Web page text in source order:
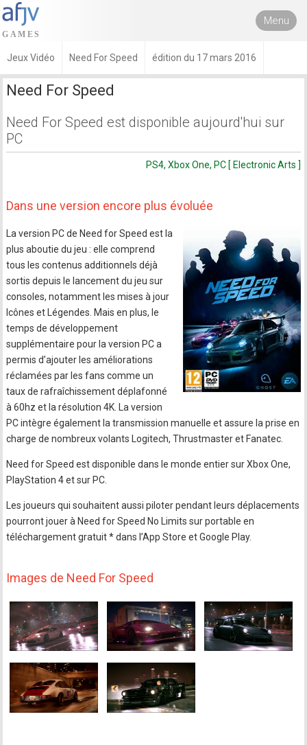
Menu
Jeux Vidéo Need For Speed édition du 17 mars 2016
Need For Speed
Need For Speed est disponible aujourd'hui sur
PC
PS4, Xbox One, PC [ Electronic Arts ]
Dans une version encore plus évoluée
La version PC de Need for Speed est la
plus aboutie du jeu : elle comprend
tous les contenus additionnels déjà
sortis depuis le lancement du jeu sur
consoles, notamment les mises à jour
Icônes et Légendes. Mais en plus, le
temps de développement
supplémentaire pour la version PC a
permis d’ajouter les améliorations
réclamées par les fans comme un
taux de rafraîchissement déplafonné
à 60hz et la résolution 4K. La version
PC intègre également la transmission manuelle et assure la prise en
charge de nombreux volants Logitech, Thrustmaster et Fanatec.
Need for Speed est disponible dans le monde entier sur Xbox One,
PlayStation 4 et sur PC.
Les joueurs qui souhaitent aussi piloter pendant leurs déplacements
pourront jouer à Need for Speed No Limits sur portable en
téléchargement gratuit * dans l’App Store et Google Play.
Images de Need For Speed